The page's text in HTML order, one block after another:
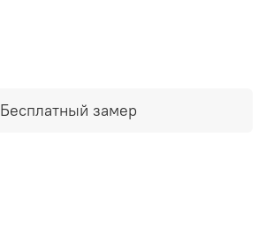
Бесплатный замер